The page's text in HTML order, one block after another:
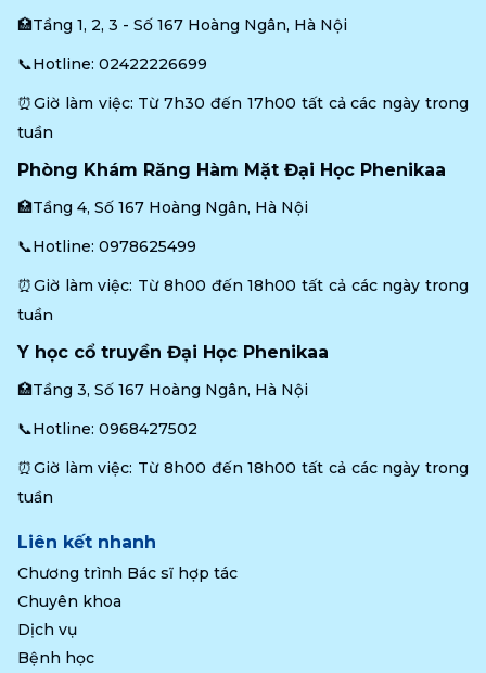
🏥Tầng 1, 2, 3 - Số 167 Hoàng Ngân, Hà Nội
📞Hotline: 02422226699
⏰Giờ làm việc: Từ 7h30 đến 17h00 tất cả các ngày trong
tuần
Phòng Khám Răng Hàm Mặt Đại Học Phenikaa
🏥Tầng 4, Số 167 Hoàng Ngân, Hà Nội
📞Hotline: 0978625499
⏰Giờ làm việc: Từ 8h00 đến 18h00 tất cả các ngày trong
tuần
Y học cổ truyền Đại Học Phenikaa
🏥Tầng 3, Số 167 Hoàng Ngân, Hà Nội
📞Hotline: 0968427502
⏰Giờ làm việc: Từ 8h00 đến 18h00 tất cả các ngày trong
tuần
Liên kết nhanh
Chương trình Bác sĩ hợp tác
Chuyên khoa
Dịch vụ
Bệnh học